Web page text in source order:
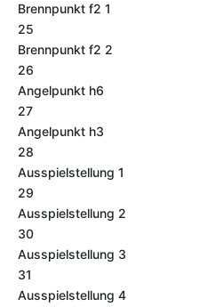
Brennpunkt f2 1
25
Brennpunkt f2 2
26
Angelpunkt h6
27
Angelpunkt h3
28
Ausspielstellung 1
29
Ausspielstellung 2
30
Ausspielstellung 3
31
Ausspielstellung 4